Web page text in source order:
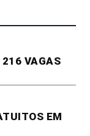
216 VAGAS
EM